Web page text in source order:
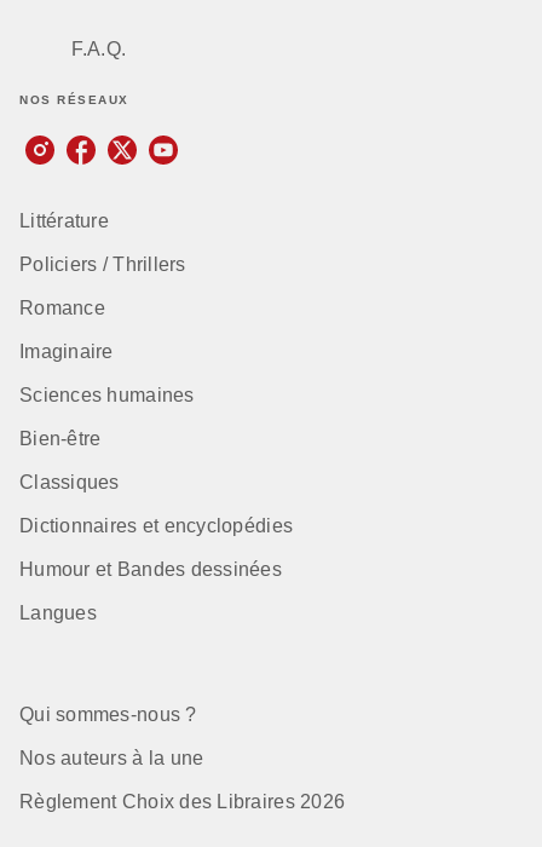
F.A.Q.
NOS RÉSEAUX
Littérature
Policiers / Thrillers
Romance
Imaginaire
Sciences humaines
Bien-être
Classiques
Dictionnaires et encyclopédies
Humour et Bandes dessinées
Langues
Qui sommes-nous ?
Nos auteurs à la une
Règlement Choix des Libraires 2026